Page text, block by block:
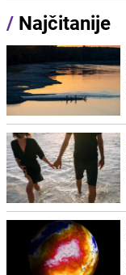
/ Najčitanije